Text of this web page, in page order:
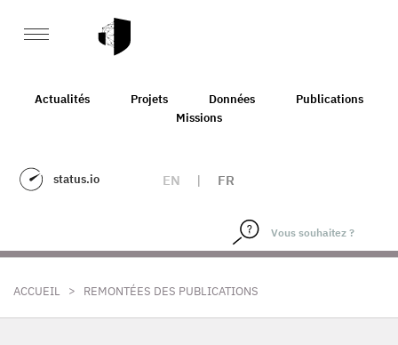
Actualités Projets Données
Publications
Missions
status.io EN | FR
ACCUEIL > REMONTÉES DES PUBLICATIONS